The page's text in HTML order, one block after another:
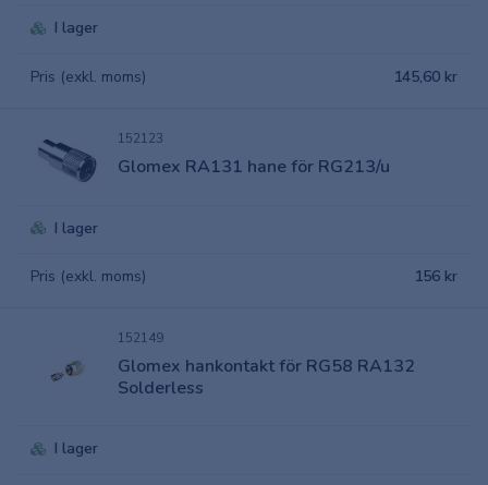
I lager
Pris (exkl. moms) 145,60 kr
152123
Glomex RA131 hane för RG213/u
I lager
Pris (exkl. moms) 156 kr
152149
Glomex hankontakt för RG58 RA132
Solderless
I lager